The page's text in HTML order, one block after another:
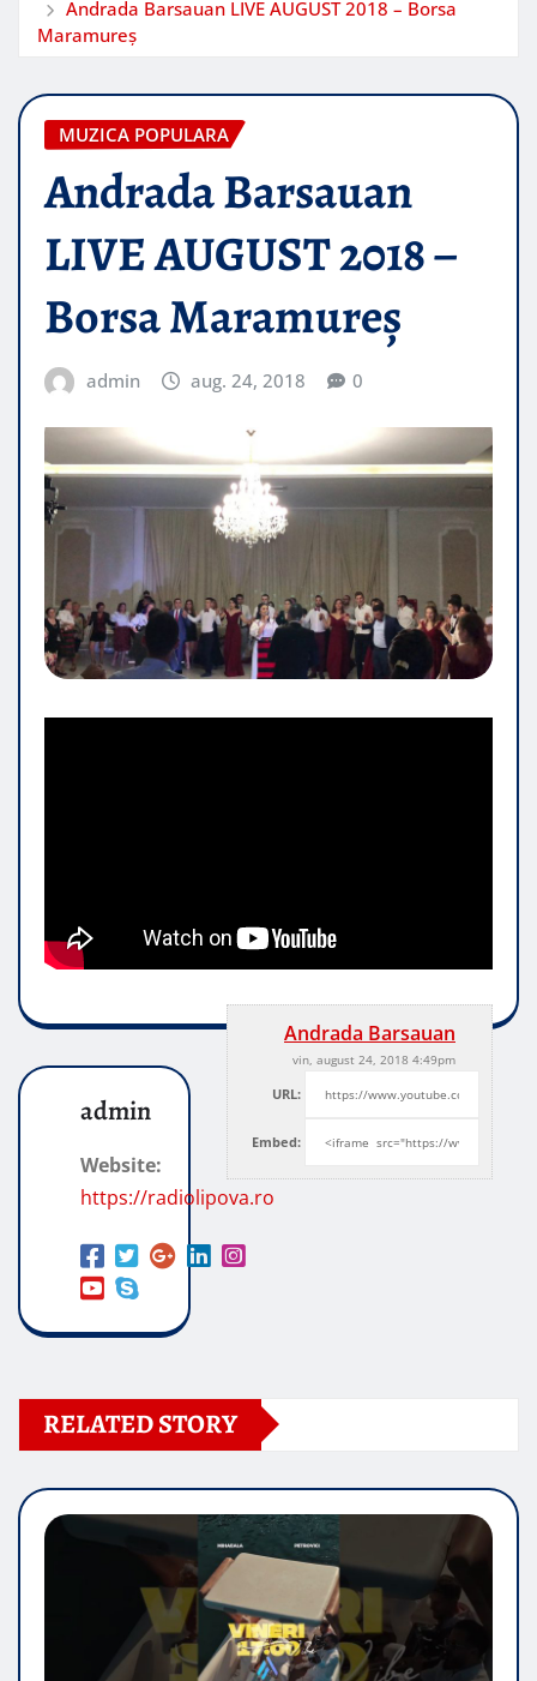
Andrada Barsauan LIVE AUGUST 2018 – Borsa
Maramureș
MUZICA POPULARA
Andrada Barsauan
LIVE AUGUST 2018 –
Borsa Maramureș
admin aug. 24, 2018 0
Andrada Barsauan
vin, august 24, 2018 4:49pm
URL:
Embed:
admin
Website:
https://radiolipova.ro
RELATED STORY